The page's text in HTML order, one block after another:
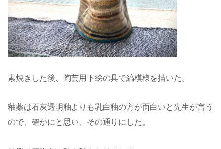
素焼きした後、陶芸用下絵の具で縞模様を描いた。
釉薬は石灰透明釉よりも乳白釉の方が面白いと先生が言う
ので、確かにと思い、その通りにした。